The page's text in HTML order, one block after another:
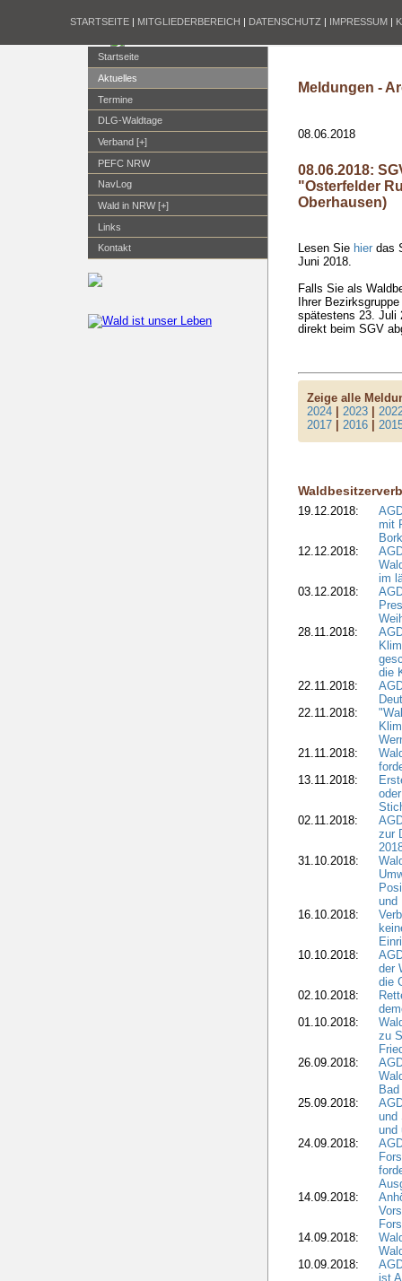
STARTSEITE | MITGLIEDERBEREICH | DATENSCHUTZ | IMPRESSUM |
Startseite
Aktuelles
Termine
DLG-Waldtage
Verband [+]
PEFC NRW
NavLog
Wald in NRW [+]
Links
Kontakt
Meldungen -
08.06.2018
08.06.2018:
"Osterfelder
Oberhausen)
Lesen Sie hier das
Juni 2018.
Falls Sie als
Ihrer
spätestens 23. Juli
direkt beim SGV
Zeige alle
2024 |2023 |
2017 |2016 |
19.12.2018:
mit
12.12.2018:
im
03.12.2018:
28.11.2018:
die
22.11.2018:
22.11.2018:
21.11.2018:
13.11.2018:
02.11.2018:
zur
31.10.2018:
und
16.10.2018:
10.10.2018:
der
die
02.10.2018:
01.10.2018:
zu
26.09.2018:
25.09.2018:
und
und
24.09.2018:
14.09.2018:
14.09.2018:
10.09.2018:
ist